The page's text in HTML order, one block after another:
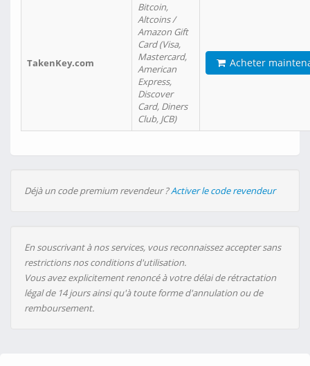
TakenKey.com
Bitcoin,
Altcoins /
Amazon Gift
Card (Visa,
Mastercard,
American
Express,
Discover
Card, Diners
Club, JCB)
Acheter
Déjà un code premium revendeur ?Activer le code revendeur
En souscrivant à nos services, vous reconnaissez accepter sans
restrictions nos conditions d'utilisation.
Vous avez explicitement renoncé à votre délai de rétractation
légal de 14 jours ainsi qu'à toute forme d'annulation ou de
remboursement.